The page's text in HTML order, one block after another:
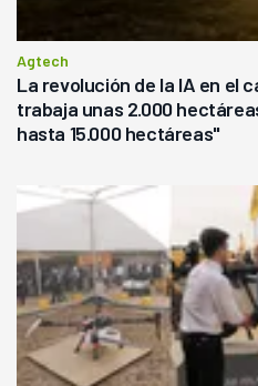
Agtech
La revolución de la IA en el
trabaja unas 2.000
hasta 15.000 hectáreas"